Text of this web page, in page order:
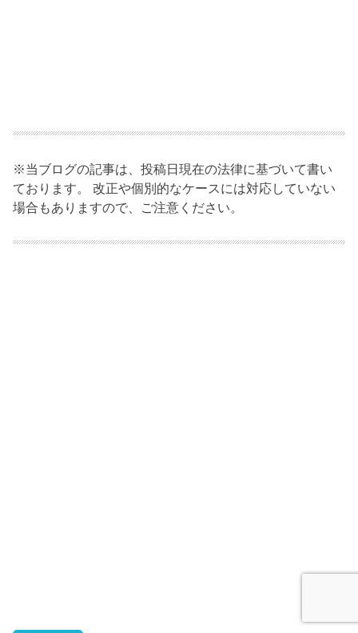
※当ブログの記事は、投稿日現在の法律に基づいて書い
ております。 改正や個別的なケースには対応していない
場合もありますので、ご注意ください。